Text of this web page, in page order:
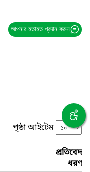
আপনার মতামত প্রদান করুন
পৃষ্ঠা আইটেম
ধরণ